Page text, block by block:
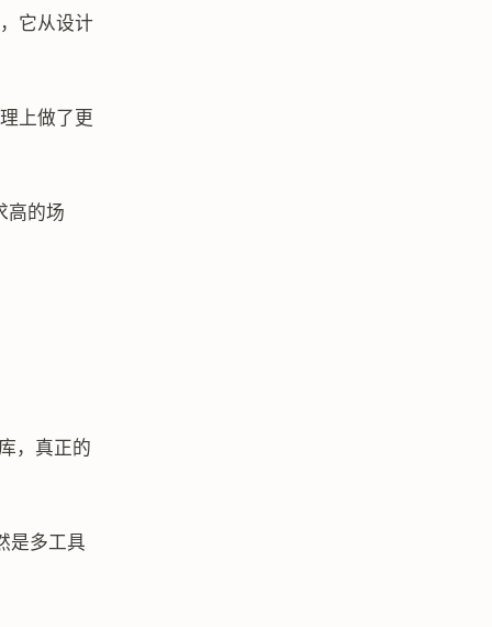
它从设计
上做了更
高的场
，真正的
多工具